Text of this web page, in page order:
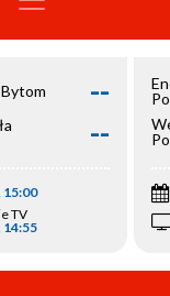
--
--
15:00
TV
14:55